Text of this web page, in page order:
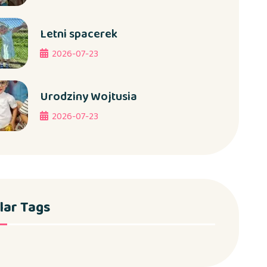
Letni spacerek
2026-07-23
Urodziny Wojtusia
2026-07-23
Tags